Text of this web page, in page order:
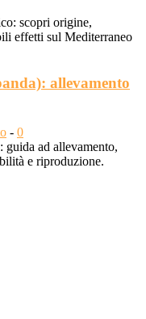
scopri origine,
effetti sul Mediterraneo
allevamento
- 0
guida ad allevamento,
e riproduzione.